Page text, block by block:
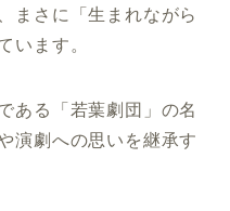
まさに「生まれながら
います。
ある「若葉劇団」の名
演劇への思いを継承す